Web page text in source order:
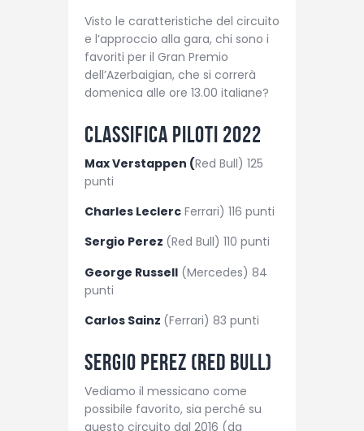
Visto le caratteristiche del circuito
e l’approccio alla gara, chi sono i
favoriti per il Gran Premio
dell’Azerbaigian, che si correrà
domenica alle ore 13.00 italiane?
Classifica piloti 2022
Max Verstappen (Red Bull) 125
punti
Charles Leclerc Ferrari) 116 punti
Sergio Perez (Red Bull) 110 punti
George Russell (Mercedes) 84
punti
Carlos Sainz (Ferrari) 83 punti
Sergio Perez (Red Bull)
Vediamo il messicano come
possibile favorito, sia perché su
questo circuito dal 2016 (da